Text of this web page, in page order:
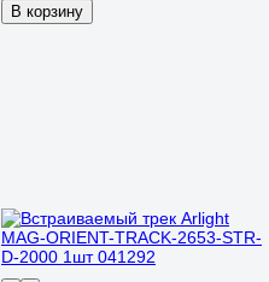
В корзину